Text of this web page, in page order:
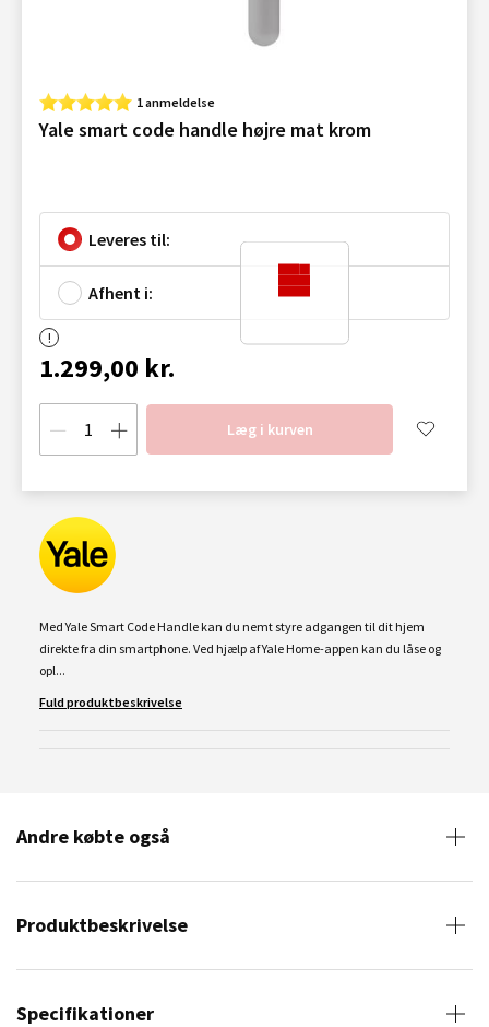
1 anmeldelse
Yale smart code handle højre mat krom
Leveres til:
Afhent i:
1.299,00 kr.
Læg i kurven
Med Yale Smart Code Handle kan du nemt styre adgangen til dit hjem
direkte fra din smartphone. Ved hjælp af Yale Home-appen kan du låse og
opl...
Fuld produktbeskrivelse
Andre købte også
Produktbeskrivelse
Specifikationer